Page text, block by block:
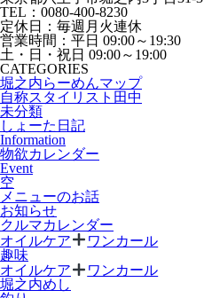
TEL：0080-400-8230
定休日：毎週月火連休
営業時間：平日 09:00～19:30
土・日・祝日 09:00～19:00
CATEGORIES
堀之内らーめんマップ
自称スタイリスト田中
未分類
しょーた日記
Information
物欲カレンダー
Event
空
メニューのお話
お知らせ
クルマカレンダー
オイルケア
ワンカール
趣味
オイルケア
ワンカール
堀之内めし